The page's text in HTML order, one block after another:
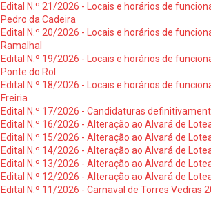
Edital N.º 21/2026 - Locais e horários de
Pedro da Cadeira
Edital N.º 20/2026 - Locais e horários de
Ramalhal
Edital N.º 19/2026 - Locais e horários de
Ponte do Rol
Edital N.º 18/2026 - Locais e horários de
Freiria
Edital N.º 17/2026 - Candidaturas
Edital N.º 16/2026 - Alteração ao Alvará de
Edital N.º 15/2026 - Alteração ao Alvará de
Edital N.º 14/2026 - Alteração ao Alvará de
Edital N.º 13/2026 - Alteração ao Alvará de
Edital N.º 12/2026 - Alteração ao Alvará de
Edital N.º 11/2026 - Carnaval de Torres